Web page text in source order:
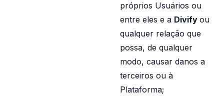
próprios Usuários ou
entre eles e a Divify ou
qualquer relação que
possa, de qualquer
modo, causar danos a
terceiros ou à
Plataforma;